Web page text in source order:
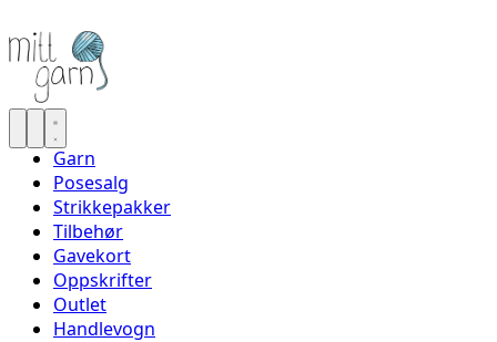
Garn
Posesalg
Strikkepakker
Tilbehør
Gavekort
Oppskrifter
Outlet
Handlevogn